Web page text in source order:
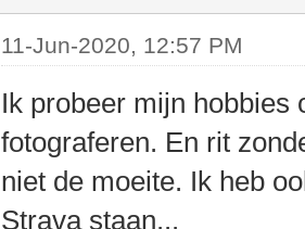
11-Jun-2020, 12:57 PM
Ik probeer mijn hobbies
fotograferen. En rit
niet de moeite. Ik heb
Strava staan...